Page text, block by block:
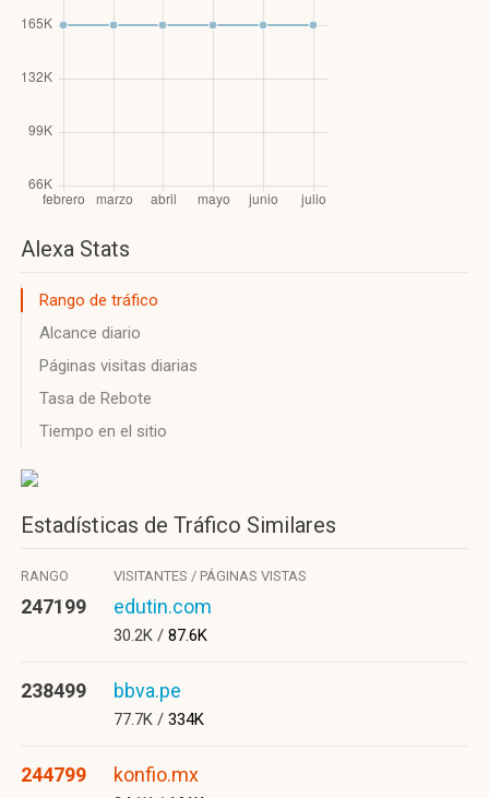
Alexa Stats
Rango de tráfico
Alcance diario
Páginas visitas diarias
Tasa de Rebote
Tiempo en el sitio
Estadísticas de Tráfico Similares
RANGO VISITANTES / PÁGINAS VISTAS
247199 edutin.com
30.2K / 87.6K
238499 bbva.pe
77.7K / 334K
244799 konfio.mx